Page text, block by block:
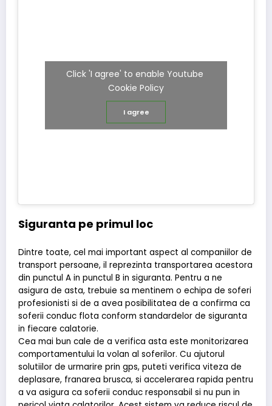
Click 'I agree' to enable Youtube
Cookie Policy
I agree
Siguranta pe primul loc
Dintre toate, cel mai important aspect al companiilor de
transport persoane, il reprezinta transportarea acestora
din punctul A in punctul B in siguranta. Pentru a ne
asigura de asta, trebuie sa mentinem o echipa de soferi
profesionisti si de a avea posibilitatea de a confirma ca
soferii conduc flota conform standardelor de siguranta
in fiecare calatorie.
Cea mai bun cale de a verifica asta este monitorizarea
comportamentului la volan al soferilor. Cu ajutorul
solutiilor de urmarire prin gps, puteti verifica viteza de
deplasare, franarea brusca, si accelerarea rapida pentru
a va asigura ca soferii conduc responsabil si nu pun in